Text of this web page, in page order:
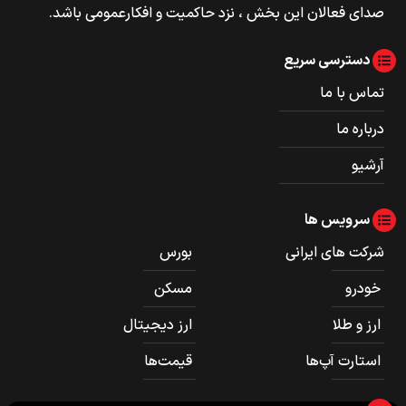
صدای فعالان این بخش ، نزد حاکمیت و افکارعمومی باشد.
دسترسی سریع
تماس با ما
درباره ما
آرشیو
سرویس ها
شرکت های ایرانی
بورس
خودرو
مسکن
ارز و طلا
ارز دیجیتال
استارت آپ‌ها
قیمت‌ها